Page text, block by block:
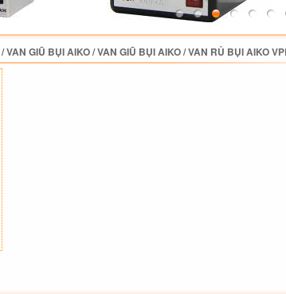
/VAN GIŨ BỤI AIKO/VAN GIŨ BỤI AIKO/VAN RỦ BỤI AIKO